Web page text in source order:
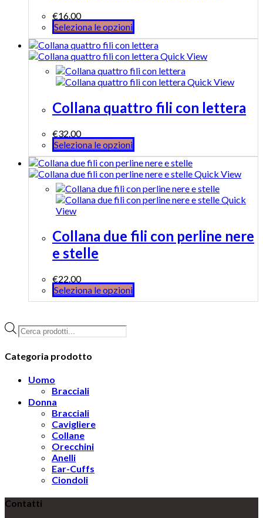
€16.00
Seleziona le opzioni
Quick View
Quick View
Collana quattro fili con lettera
€32.00
Seleziona le opzioni
Quick View
Quick
View
Collana due fili con perline nere
e stelle
€22.00
Seleziona le opzioni
Products
search
Categoria prodotto
Uomo
Bracciali
Donna
Bracciali
Cavigliere
Collane
Orecchini
Anelli
Ear-Cuffs
Ciondoli
Contatti